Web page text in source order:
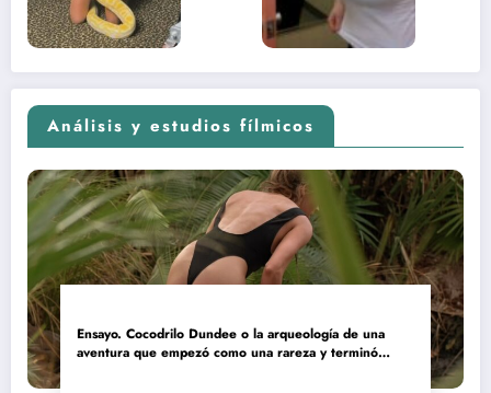
Análisis y estudios fílmicos
Ensayo. Cocodrilo Dundee o la arqueología de una
aventura que empezó como una rareza y terminó